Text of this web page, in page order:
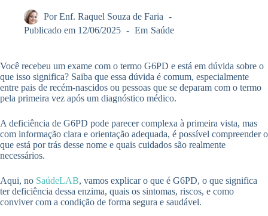
Por Enf. Raquel Souza de Faria
Publicado em 12/06/2025 Em Saúde
Você recebeu um exame com o termo G6PD e está em dúvida sobre o
que isso significa? Saiba que essa dúvida é comum, especialmente
entre pais de recém-nascidos ou pessoas que se deparam com o termo
pela primeira vez após um diagnóstico médico.
A deficiência de G6PD pode parecer complexa à primeira vista, mas
com informação clara e orientação adequada, é possível compreender o
que está por trás desse nome e quais cuidados são realmente
necessários.
Aqui, no SaúdeLAB, vamos explicar o que é G6PD, o que significa
ter deficiência dessa enzima, quais os sintomas, riscos, e como
conviver com a condição de forma segura e saudável.